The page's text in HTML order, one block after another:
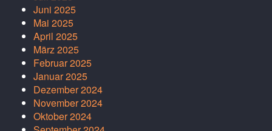
Juni 2025
Mai 2025
April 2025
März 2025
Februar 2025
Januar 2025
Dezember 2024
November 2024
Oktober 2024